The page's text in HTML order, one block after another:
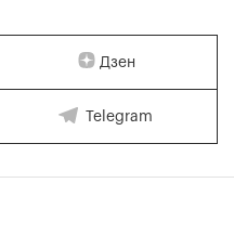
Дзен
Telegram